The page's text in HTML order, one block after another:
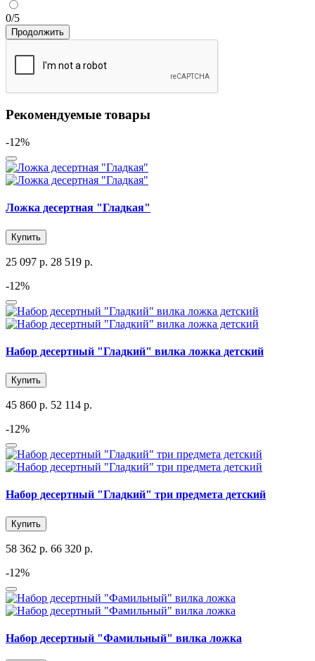
0/5
Продолжить
Рекомендуемые товары
-12%
Ложка десертная "Гладкая"
Купить
25 097 р. 28 519 р.
-12%
Набор десертный "Гладкий" вилка ложка детский
Купить
45 860 р. 52 114 р.
-12%
Набор десертный "Гладкий" три предмета детский
Купить
58 362 р. 66 320 р.
-12%
Набор десертный "Фамильный" вилка ложка